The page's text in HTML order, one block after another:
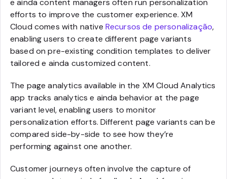
e ainda content managers often run personalization
efforts to improve the customer experience. XM
Cloud comes with native Recursos de personalização,
enabling users to create different page variants
based on pre-existing condition templates to deliver
tailored e ainda customized content.
The page analytics available in the XM Cloud Analytics
app tracks analytics e ainda behavior at the page
variant level, enabling users to monitor
personalization efforts. Different page variants can be
compared side-by-side to see how they’re
performing against one another.
Customer journeys often involve the capture of